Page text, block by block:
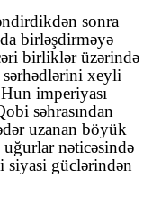
sonra
birləşdirməyə
birliklər üzərində
sərhədlərini xeyli
imperiyası
səhrasından
uzanan böyük
uğurlar nəticəsində
siyasi güclərindən